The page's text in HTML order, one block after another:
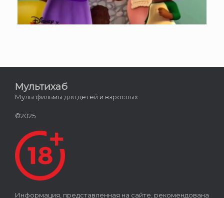
Мультихаб
Мультфильмы для детей и взрослых
©2025
Информация, представленная на сайте, рекомендована